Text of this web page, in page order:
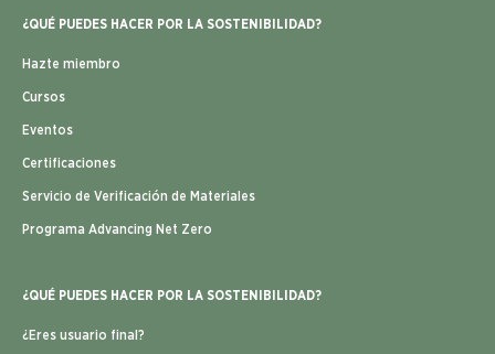
¿QUÉ PUEDES HACER POR LA SOSTENIBILIDAD?
Hazte miembro
Cursos
Eventos
Certificaciones
Servicio de Verificación de Materiales
Programa Advancing Net Zero
¿QUÉ PUEDES HACER POR LA SOSTENIBILIDAD?
¿Eres usuario final?